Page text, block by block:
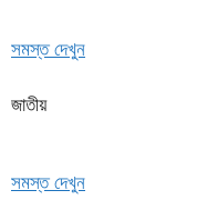
সমস্ত দেখুন
জাতীয়
সমস্ত দেখুন